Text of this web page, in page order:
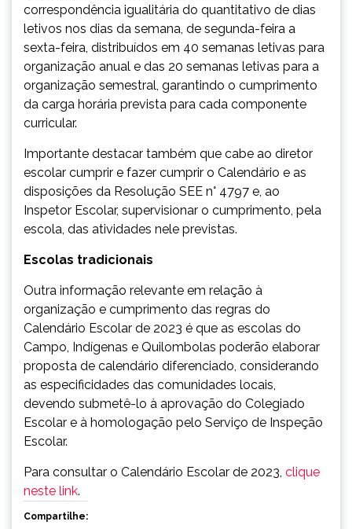
correspondência igualitária do quantitativo de dias
letivos nos dias da semana, de segunda-feira a
sexta-feira, distribuídos em 40 semanas letivas para
organização anual e das 20 semanas letivas para a
organização semestral, garantindo o cumprimento
da carga horária prevista para cada componente
curricular.
Importante destacar também que cabe ao diretor
escolar cumprir e fazer cumprir o Calendário e as
disposições da Resolução SEE n° 4797 e, ao
Inspetor Escolar, supervisionar o cumprimento, pela
escola, das atividades nele previstas.
Escolas tradicionais
Outra informação relevante em relação à
organização e cumprimento das regras do
Calendário Escolar de 2023 é que as escolas do
Campo, Indígenas e Quilombolas poderão elaborar
proposta de calendário diferenciado, considerando
as especificidades das comunidades locais,
devendo submetê-lo à aprovação do Colegiado
Escolar e à homologação pelo Serviço de Inspeção
Escolar.
Para consultar o Calendário Escolar de 2023, clique
neste link.
Compartilhe: